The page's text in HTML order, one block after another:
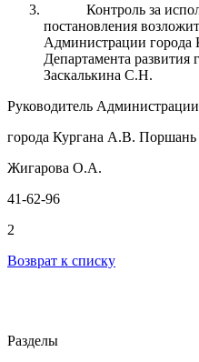
Контроль за
постановления
Администрации города
Департамента развития
Заскалькина С.Н.
Руководитель Администрации
города Кургана А.В. Поршань
Жигарова О.А.
41-62-96
2
Возврат к списку
Разделы